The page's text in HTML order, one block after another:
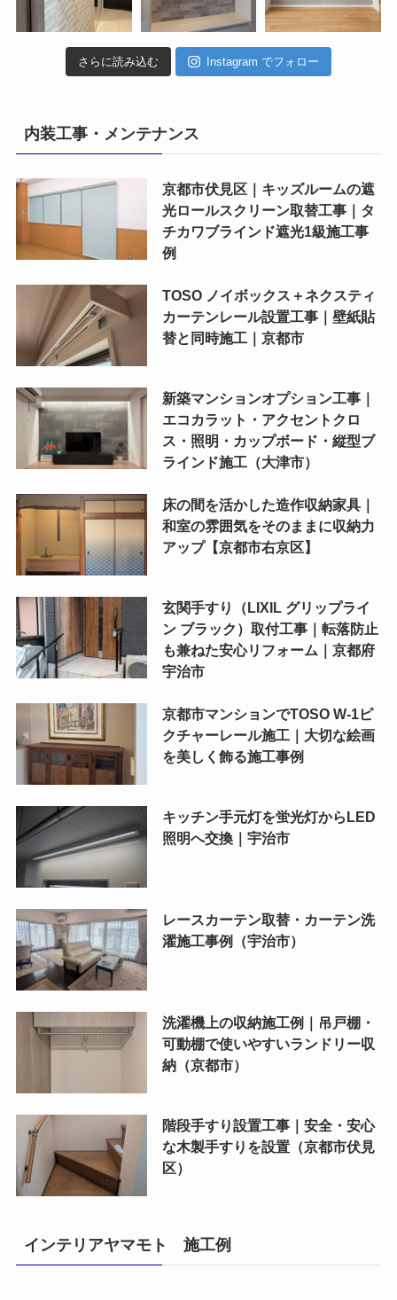
さらに読み込む Instagram でフォロー
内装工事・メンテナンス
京都市伏見区｜キッズルームの遮
光ロールスクリーン取替工事｜タ
チカワブラインド遮光1級施工事
例
TOSO ノイボックス＋ネクスティ
カーテンレール設置工事｜壁紙貼
替と同時施工｜京都市
新築マンションオプション工事｜
エコカラット・アクセントクロ
ス・照明・カップボード・縦型ブ
ラインド施工（大津市）
床の間を活かした造作収納家具｜
和室の雰囲気をそのままに収納力
アップ【京都市右京区】
玄関手すり（LIXIL グリップライ
ン ブラック）取付工事｜転落防止
も兼ねた安心リフォーム｜京都府
宇治市
京都市マンションでTOSO W-1ピ
クチャーレール施工｜大切な絵画
を美しく飾る施工事例
キッチン手元灯を蛍光灯からLED
照明へ交換｜宇治市
レースカーテン取替・カーテン洗
濯施工事例（宇治市）
洗濯機上の収納施工例｜吊戸棚・
可動棚で使いやすいランドリー収
納（京都市）
階段手すり設置工事｜安全・安心
な木製手すりを設置（京都市伏見
区）
インテリアヤマモト 施工例